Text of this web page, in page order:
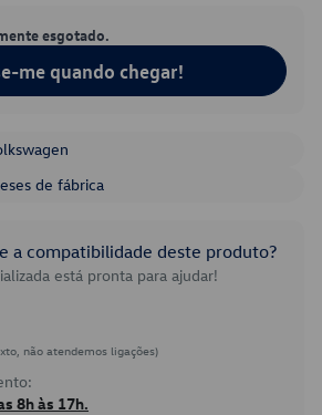
esgotado.
me quando chegar!
de fábrica
a compatibilidade deste produto?
está pronta para ajudar!
não atendemos ligações)
8h às 17h.